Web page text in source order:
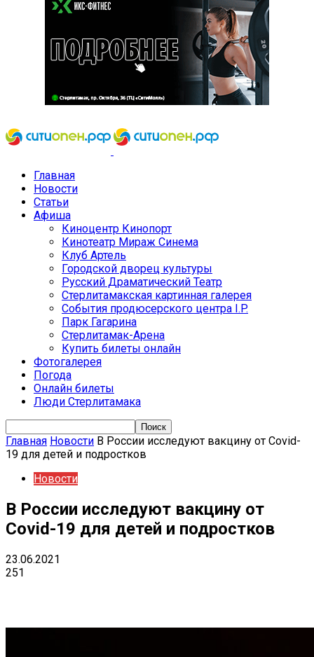
Главная
Новости
Статьи
Афиша
Киноцентр Кинопорт
Кинотеатр Мираж Синема
Клуб Артель
Городской дворец культуры
Русский Драматический Театр
Стерлитамакская картинная галерея
События продюсерского центра I.P.
Парк Гагарина
Стерлитамак-Арена
Купить билеты онлайн
Фотогалерея
Погода
Онлайн билеты
Люди Стерлитамака
Главная Новости В России исследуют вакцину от Covid-
19 для детей и подростков
Новости
В России исследуют вакцину от
Covid-19 для детей и подростков
23.06.2021
251